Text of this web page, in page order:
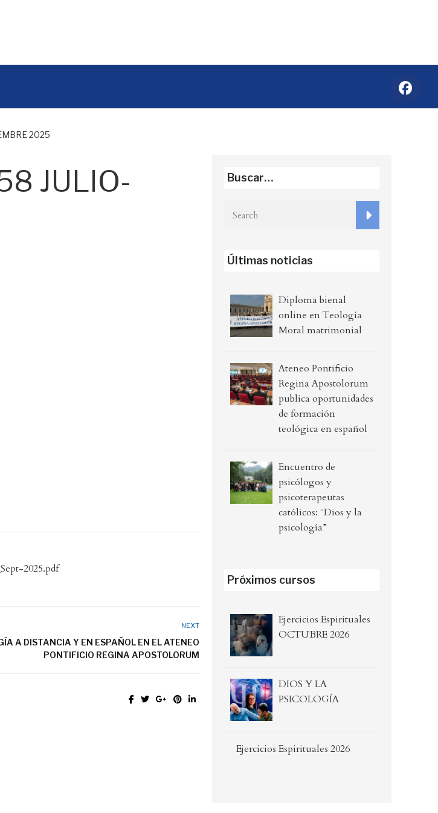
2025
JULIO-
2025.pdf
NEXT
A DISTANCIA Y EN ESPAÑOL EN EL ATENEO
PONTIFICIO REGINA APOSTOLORUM
Buscar…
Últimas noticias
Diploma bienal
online en Teología
Moral matrimonial
Ateneo Pontificio
Regina Apostolorum
publica oportunidades
de formación
teológica en español
Encuentro de
psicólogos y
psicoterapeutas
católicos: ¨Dios y la
psicología”
Próximos cursos
Ejercicios Espirituales
OCTUBRE 2026
DIOS Y LA
PSICOLOGÍA
Ejercicios Espirituales 2026